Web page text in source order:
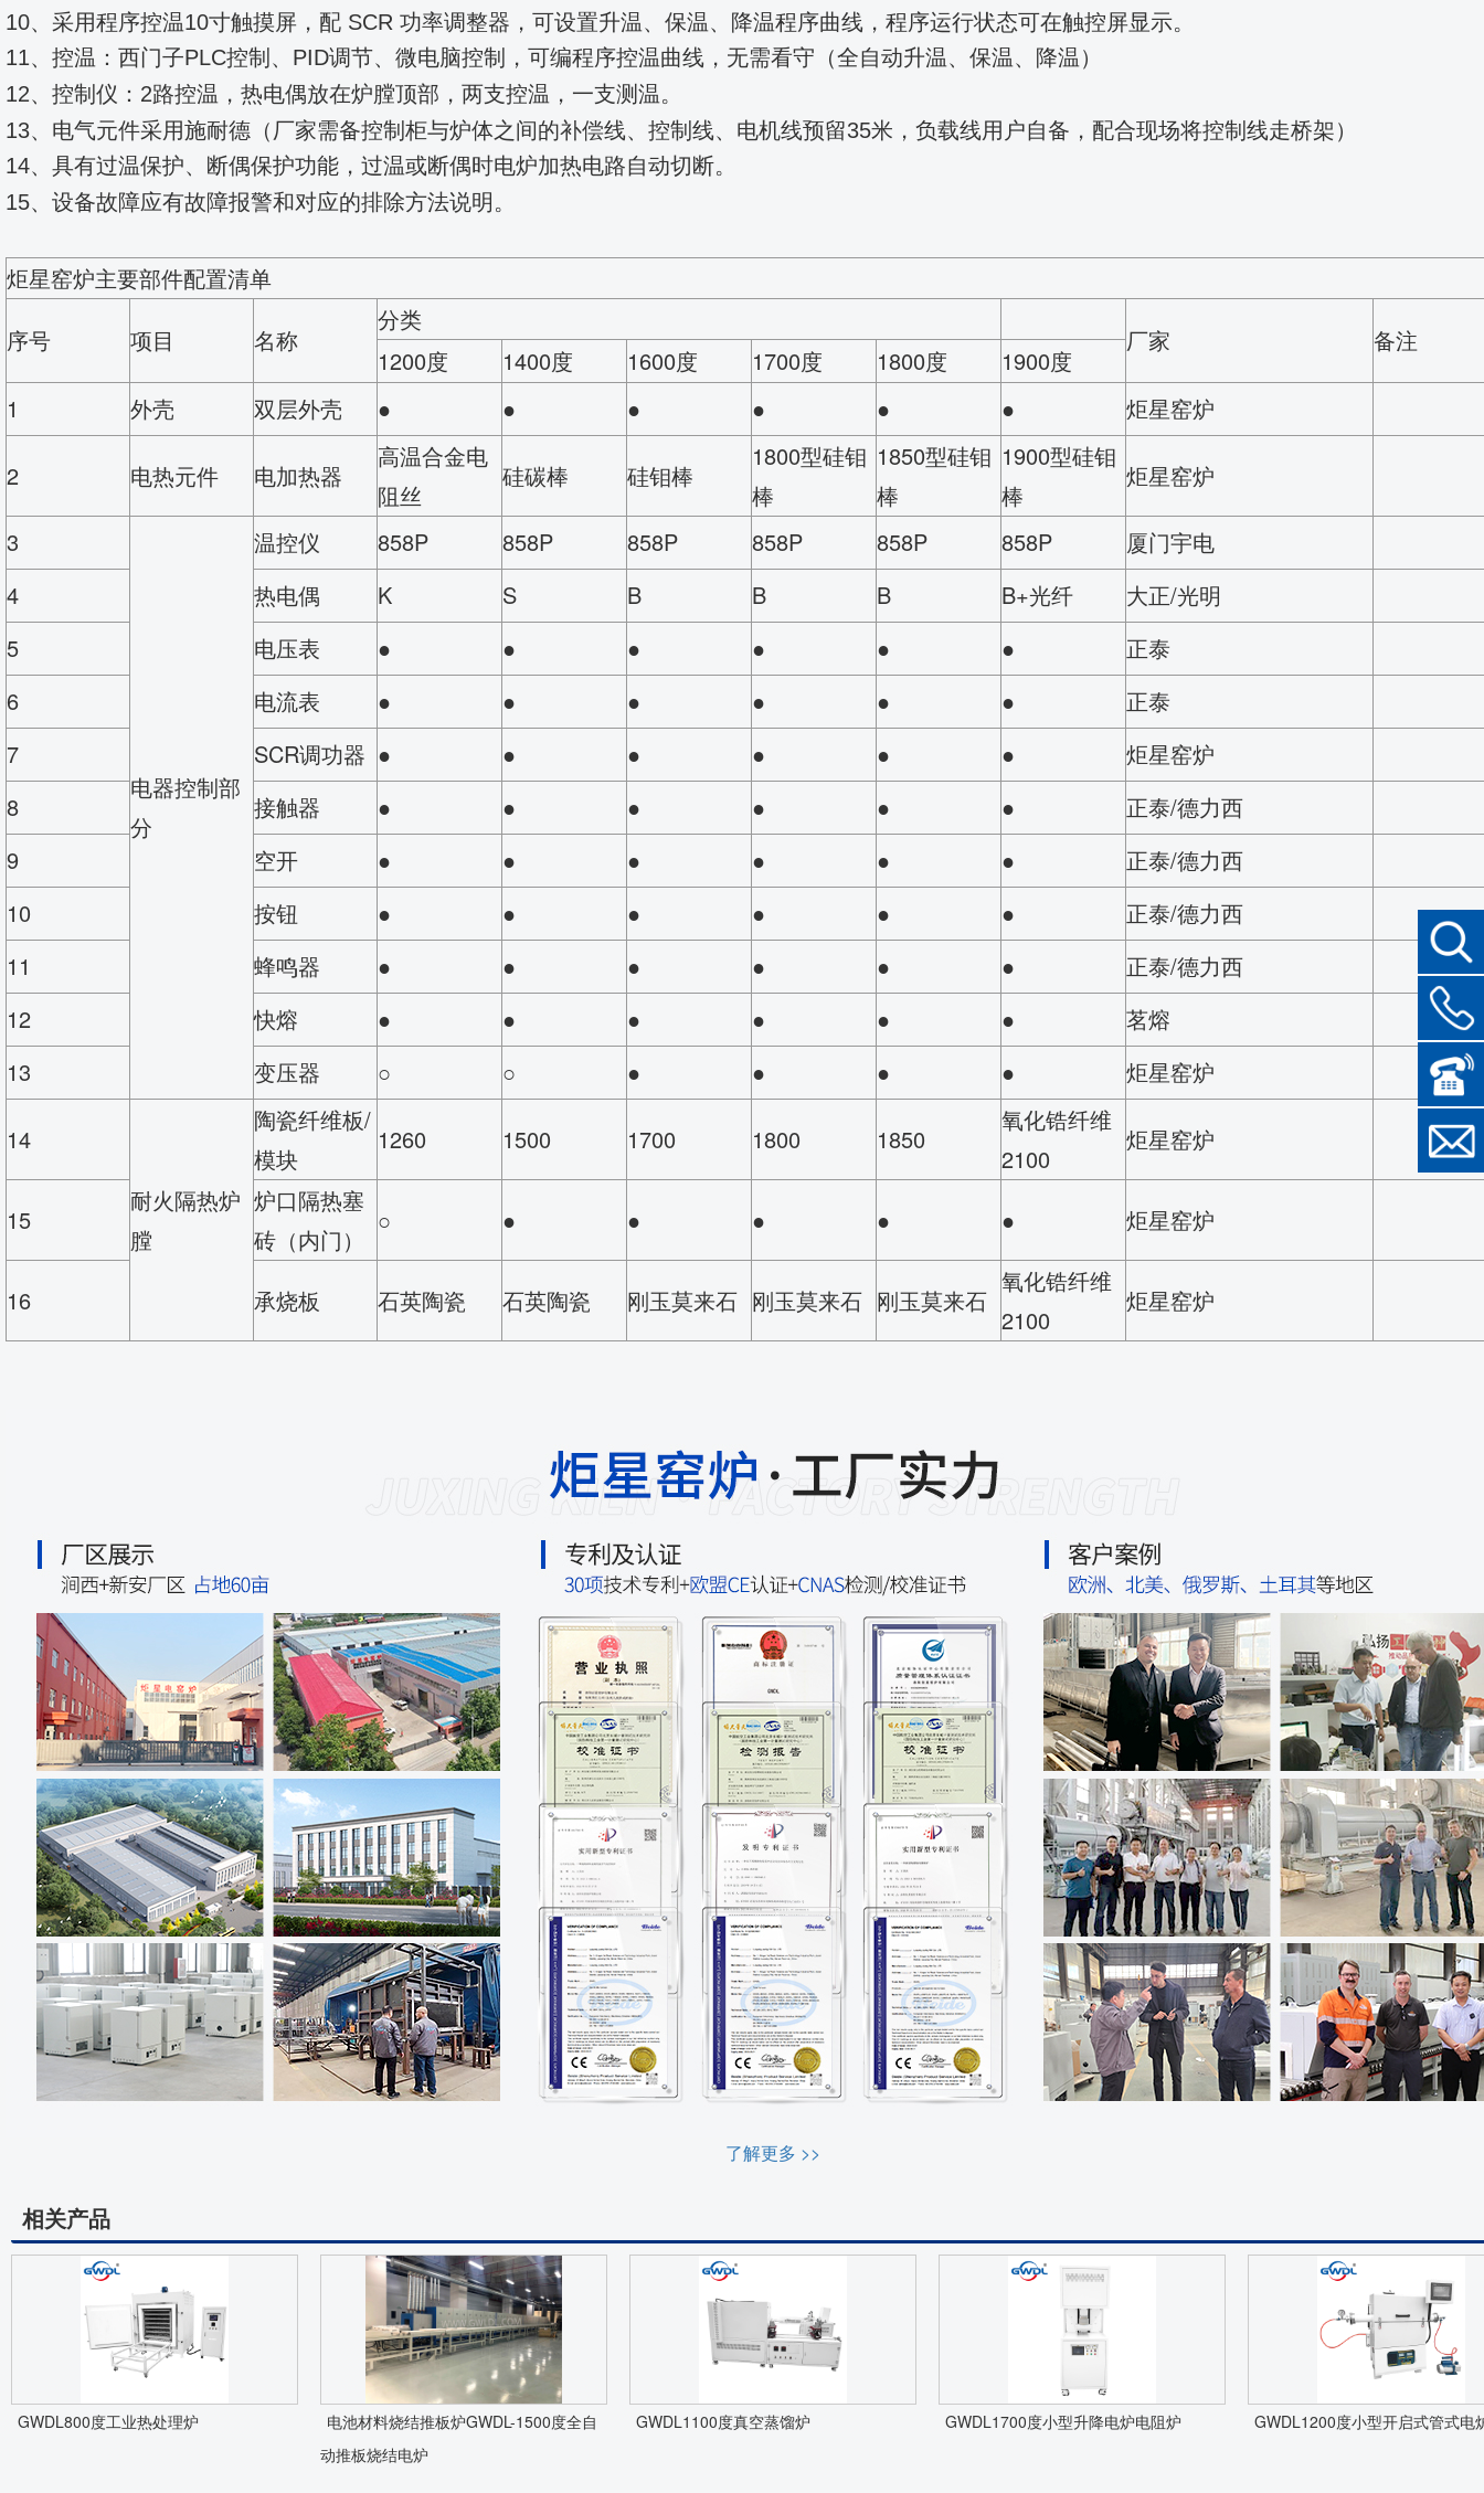
10、采用程序控温10寸触摸屏，配 SCR 功率调整器，可设置升温、保温、降温程序曲线，程序运行状态可在触控屏显示。
11、控温：西门子PLC控制、PID调节、微电脑控制，可编程序控温曲线，无需看守（全自动升温、保温、降温）
12、控制仪：2路控温，热电偶放在炉膛顶部， 两支控温，一支测温。
13、电气元件采用施耐德（ 厂家需备控制柜与炉体之间的补偿线、控制线、电机线预留35米，负载线用户自备，配合现场将控制线走桥架）
14、具有过温保护、断偶保护功能，过温或断偶时电炉加热电路自动切断。
15、设备故障应有故障报警和对应的排除方法说明。
炬星窑炉主要部件配置清单
序号
项目 名称
分类
厂家 备注
1200度 1400度 1600度 1700度 1800度
1900度
1
外壳 双层外壳 ● ● ● ● ● ● 炬星窑炉
2 电热元件 电加热器
高温合金电
阻丝
硅碳棒 硅钼棒
1800型硅钼
棒
1850型硅钼
棒
1900型硅钼
棒
炬星窑炉
3
电器控制部
分
温控仪 858P 858P 858P 858P 858P 858P
厦门宇电
4
热电偶 K S B B B B+光纤
大正/光明
5
电压表 ● ● ● ● ● ●
正泰
6
电流表 ● ● ● ● ● ●
正泰
7
SCR调功器 ● ● ● ● ● ●
炬星窑炉
8
接触器 ● ● ● ● ● ●
正泰/德力西
9
空开 ● ● ● ● ● ●
正泰/德力西
10
按钮 ● ● ● ● ● ●
正泰/德力西
11
蜂鸣器 ● ● ● ● ● ●
正泰/德力西
12
快熔 ● ● ● ● ● ●
茗熔
13
变压器 ○ ○ ● ● ● ● 炬星窑炉
14
耐火隔热炉
膛
陶瓷纤维板/
模块
1260 1500 1700 1800 1850
氧化锆纤维
2100
炬星窑炉
15
炉口隔热塞
砖（内门）
○ ● ● ● ● ● 炬星窑炉
16 承烧板 石英陶瓷 石英陶瓷 刚玉莫来石 刚玉莫来石 刚玉莫来石
氧化锆纤维
2100
炬星窑炉
了解更多 >>
相关产品
GWDL800度工业热处理炉
电池材料烧结推板炉GWDL-1500度全自
动推板烧结电炉
GWDL1100度真空蒸馏炉 GWDL1700度小型升降电炉电阻炉 GWDL1200度小型开启式管式电